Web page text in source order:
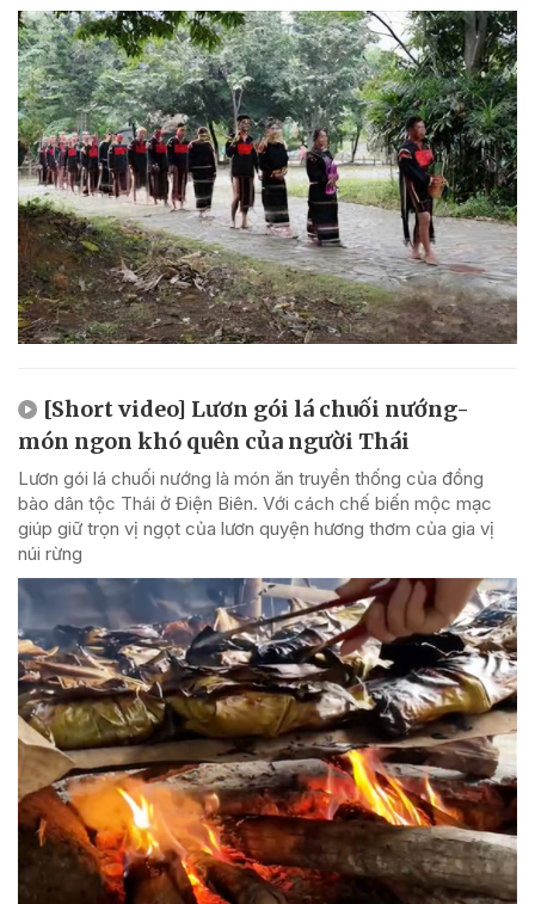
[Short video] Lươn gói lá chuối nướng-
món ngon khó quên của người Thái
Lươn gói lá chuối nướng là món ăn truyền thống của đồng
bào dân tộc Thái ở Điện Biên. Với cách chế biến mộc mạc
giúp giữ trọn vị ngọt của lươn quyện hương thơm của gia vị
núi rừng